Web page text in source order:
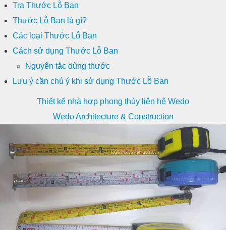
Tra Thước Lỗ Ban
Thước Lỗ Ban là gì?
Các loại Thước Lỗ Ban
Cách sử dụng Thước Lỗ Ban
Nguyên tắc dùng thước
Lưu ý cần chú ý khi sử dụng Thước Lỗ Ban
Thiết kế nhà hợp phong thủy liên hệ Wedo
Wedo Architecture & Construction